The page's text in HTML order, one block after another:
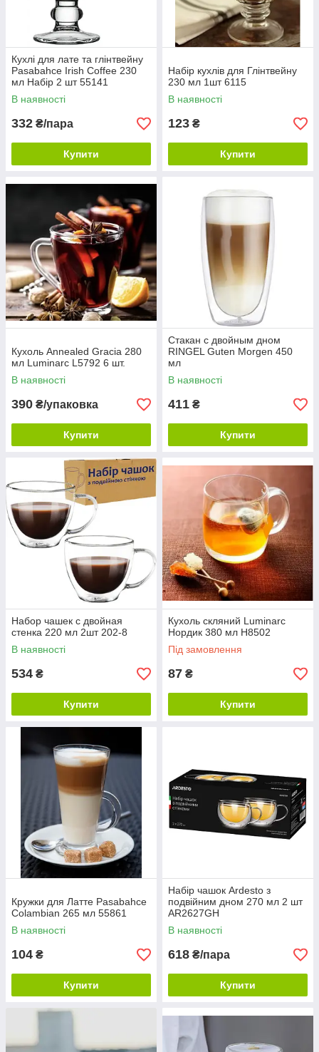
Кухлі для лате та глінтвейну
Pasabahce Irish Coffee 230
мл Набір 2 шт 55141
В наявності
332 ₴/пара
Купити
Набір кухлів для Глінтвейну
230 мл 1шт 6115
В наявності
123 ₴
Купити
Кухоль Annealed Gracia 280
мл Luminarc L5792 6 шт.
В наявності
390 ₴/упаковка
Купити
Стакан с двойным дном
RINGEL Guten Morgen 450
мл
В наявності
411 ₴
Купити
Набор чашек с двойная
стенка 220 мл 2шт 202-8
В наявності
534 ₴
Купити
Кухоль скляний Luminarc
Нордик 380 мл Н8502
Під замовлення
87 ₴
Купити
Кружки для Латте Pasabahce
Colambian 265 мл 55861
В наявності
104 ₴
Купити
Набір чашок Ardesto з
подвійним дном 270 мл 2 шт
AR2627GH
В наявності
618 ₴/пара
Купити